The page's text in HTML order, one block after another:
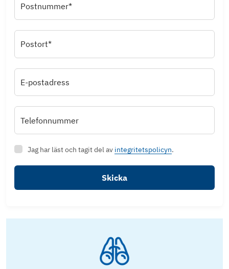
Postnummer*
Postort*
E-postadress
Telefonnummer
Jag har läst och tagit del av integritetspolicyn.
Skicka